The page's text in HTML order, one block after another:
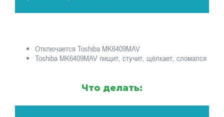
Отключается Toshiba MK6409MAV
Toshiba MK6409MAV пищит, стучит, щёлкает, сломался
Что делать: